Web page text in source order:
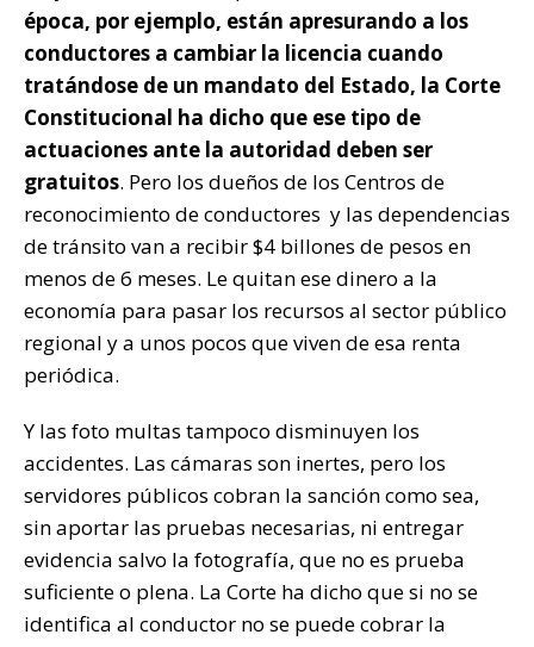
época, por ejemplo, están apresurando a los
conductores a cambiar la licencia cuando
tratándose de un mandato del Estado, la Corte
Constitucional ha dicho que ese tipo de
actuaciones ante la autoridad deben ser
gratuitos. Pero los dueños de los Centros de
reconocimiento de conductores y las dependencias
de tránsito van a recibir $4 billones de pesos en
menos de 6 meses. Le quitan ese dinero a la
economía para pasar los recursos al sector público
regional y a unos pocos que viven de esa renta
periódica.
Y las foto multas tampoco disminuyen los
accidentes. Las cámaras son inertes, pero los
servidores públicos cobran la sanción como sea,
sin aportar las pruebas necesarias, ni entregar
evidencia salvo la fotografía, que no es prueba
suficiente o plena. La Corte ha dicho que si no se
identifica al conductor no se puede cobrar la